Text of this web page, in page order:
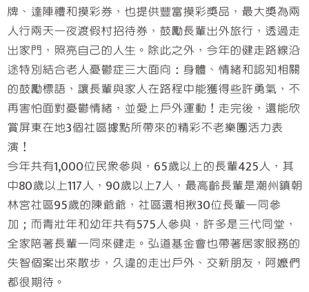
牌、達陣禮和摸彩券，也提供豐富摸彩獎品，最大獎為兩
人行兩天一夜渡假村招待券，鼓勵長輩出外旅行，透過走
出家門，照亮自己的人生。除此之外，今年的健走路線沿
途特別結合老人憂鬱症三大面向：身體、情緒和認知相關
的鼓勵標語，讓長輩與家人在路程中能獲得些許勇氣，不
再害怕面對憂鬱情緒，並愛上戶外運動！走完後，還能欣
賞屏東在地3個社區據點所帶來的精彩不老樂團活力表
演！
今年共有1,000位民眾參與，65歲以上的長輩425人，其
中80歲以上117人，90歲以上7人，最高齡長輩是潮州鎮朝
林宮社區95歲的陳爺爺，社區還相揪30位長輩一同參
加；而青壯年和幼年共有575人參與，許多是三代同堂，
全家陪著長輩一同來健走。弘道基金會也帶著居家服務的
失智個案出來散步，久違的走出戶外、交新朋友，阿嬤們
都很期待。